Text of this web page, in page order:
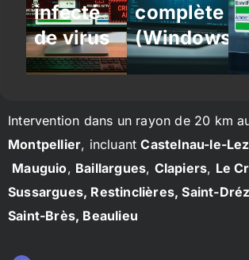
infecté
de virus
complète
(Windows/
Intervention dans un rayon de 20 km
Montpellier, incluantCastelnau-le-Lez
Mauguio, Baillargues, Clapiers, Le
Sussargues, Restinclières, Saint-
Saint-Brès, Beaulieu